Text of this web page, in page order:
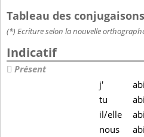
Tableau des
(*) Ecriture selon la nouvelle
Indicatif
Présent
j'
tu
il/elle
nous